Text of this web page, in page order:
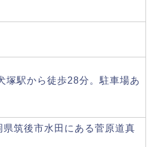
塚駅から徒歩28分。駐車場あ
県筑後市水田にある菅原道真